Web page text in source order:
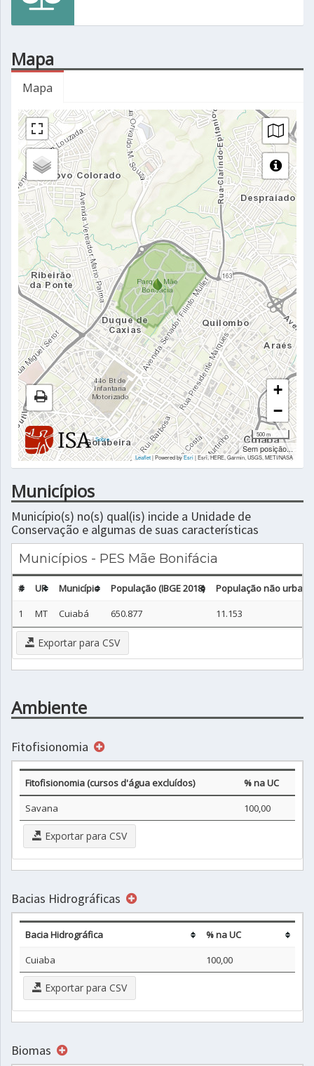
Mapa
Mapa
|Sobre
+
−
500 m
Sem posição...
Leaflet| Powered byEsri|Esri, HERE, Garmin, USGS, METI/NASA
Municípios
Município(s) no(s) qual(is) incide a Unidade de
Conservação e algumas de suas características
Municípios - PES Mãe Bonifácia
# UF Município População (IBGE 2018)
População não urbana
1
MT Cuiabá 650.877 11.153
Exportar para CSV
Ambiente
Fitofisionomia
Fitofisionomia (cursos d'água excluídos)
% na UC
Savana
100,00
Exportar para CSV
Bacias Hidrográficas
Bacia Hidrográfica
% na UC
Cuiaba
100,00
Exportar para CSV
Biomas